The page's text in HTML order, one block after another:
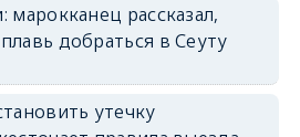
рассказал,
добраться в Сеуту
утечку